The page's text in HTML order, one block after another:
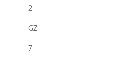
2
GZ
7